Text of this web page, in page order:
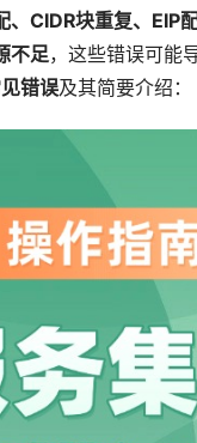
CIDR块重复、EIP
不足，这些错误可能
错误及其简要介绍：